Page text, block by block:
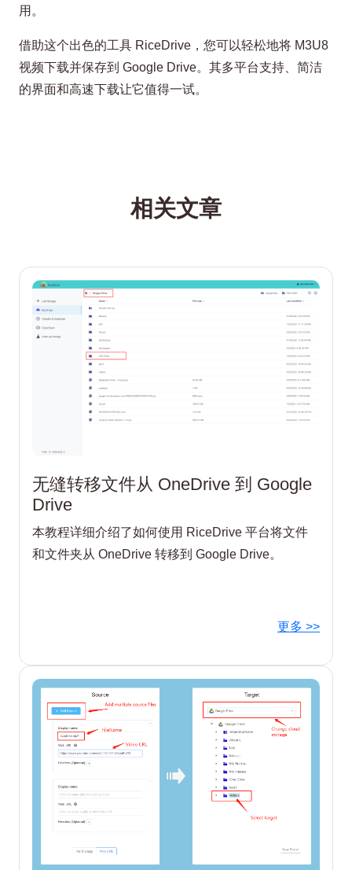
用。
借助这个出色的工具 RiceDrive，您可以轻松地将 M3U8
视频下载并保存到 Google Drive。其多平台支持、简洁
的界面和高速下载让它值得一试。
相关文章
无缝转移文件从 OneDrive 到 Google
Drive
本教程详细介绍了如何使用 RiceDrive 平台将文件
和文件夹从 OneDrive 转移到 Google Drive。
更多 >>